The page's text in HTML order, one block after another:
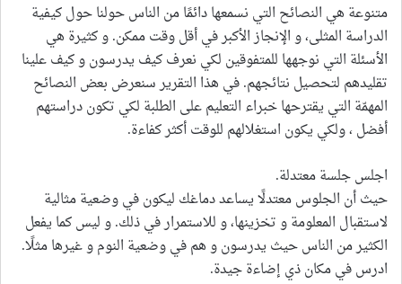
متنوعة هي النصائح التي نسمعها دائمًا من الناس حولنا حول كيفية
الدراسة المثلى، و الإنجاز الأكبر في أقل وقت ممكن. و كثيرة هي
الأسئلة التي نوجهها للمتفوقين لكي نعرف كيف يدرسون و كيف علينا
تقليدهم لتحصيل نتائجهم. في هذا التقرير سنعرض بعض النصائح
المهمّة التي يقترحها خبراء التعليم على الطلبة لكي تكون دراستهم
أفضل ، ولكي يكون استغلالهم للوقت أكثر كفاءة.
اجلس جلسة معتدلة.
حيث أن الجلوس معتدلًا يساعد دماغك ليكون في وضعية مثالية
لاستقبال المعلومة و تخزينها، و للاستمرار في ذلك. و ليس كما يفعل
الكثير من الناس حيث يدرسون و هم في وضعية النوم و غيرها مثلًا.
ادرس في مكان ذي إضاءة جيدة.